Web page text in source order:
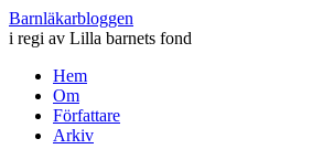
Barnläkarbloggen
i regi av Lilla barnets fond
Hem
Om
Författare
Arkiv